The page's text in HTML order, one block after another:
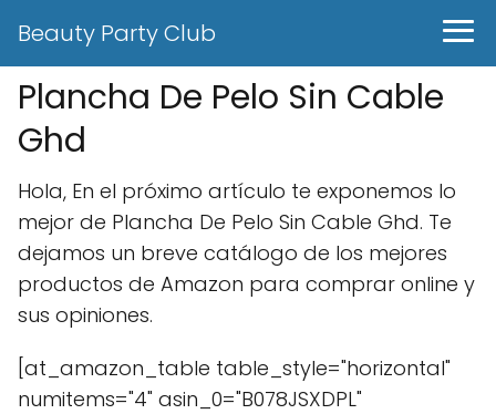
Beauty Party Club
Plancha De Pelo Sin Cable
Ghd
Hola, En el próximo artículo te exponemos lo
mejor de Plancha De Pelo Sin Cable Ghd. Te
dejamos un breve catálogo de los mejores
productos de Amazon para comprar online y
sus opiniones.
[at_amazon_table table_style="horizontal"
numitems="4" asin_0="B078JSXDPL"